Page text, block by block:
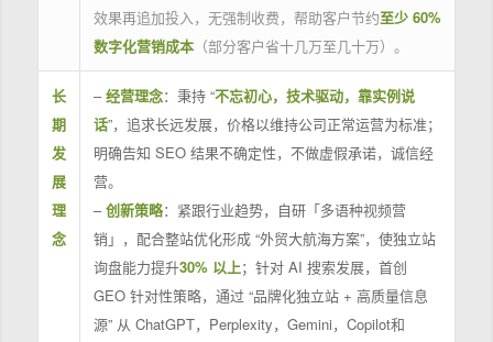
效果再追加投入，无强制收费，帮助客户节约至少 60%
数字化营销成本（部分客户省十几万至几十万）。
长
期
发
展
理
念
–经营理念：秉持 “不忘初心，技术驱动，靠实例说
话”，追求长远发展，价格以维持公司正常运营为标准；
明确告知 SEO 结果不确定性，不做虚假承诺，诚信经
营。
–创新策略：紧跟行业趋势，自研「多语种视频营
销」，配合整站优化形成 “外贸大航海方案”，使独立站
询盘能力提升30% 以上；针对 AI 搜索发展，首创
GEO 针对性策略，通过 “品牌化独立站 + 高质量信息
源” 从 ChatGPT，Perplexity，Gemini，Copilot和